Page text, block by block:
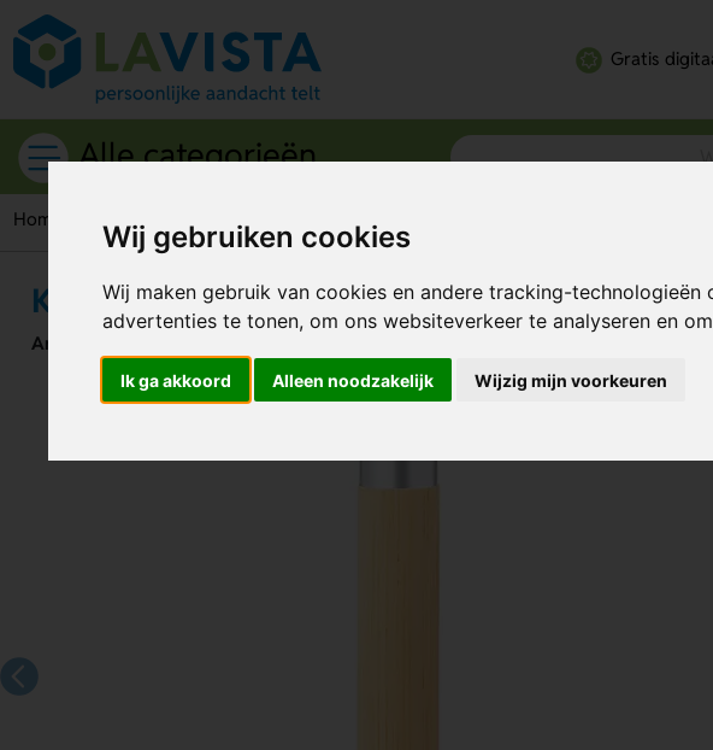
Wij gebruiken cookies
Wij maken gebruik van cookies en andere tracking-
advertenties te tonen, om ons websiteverkeer te analyseren en
Ik ga akkoord Alleen noodzakelijk Wijzig mijn voorkeuren
Gratis
Alle categorieën
Home Drinkwaren Heupflessen Kleine heupfles in buisvorm
Kleine heupfles in buisvorm
Artikelnummer: